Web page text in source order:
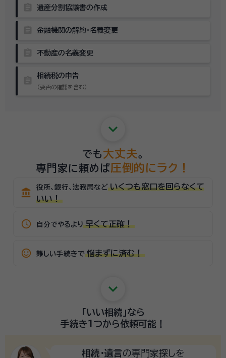
遺産分割協議書の作成
金融機関の解約・名義変更
不動産の名義変更
相続税の申告
（要否の確認を含む）
keyboard_arrow_down
でも 大丈夫。
専門家に頼めば圧倒的にラク！
account_balance 役所、銀行、法務局など いくつも窓口を回らなくて
いい！
schedule 自分でやるより 早くて正確！
sentiment_satisfied_alt 難しい手続きで 悩まずに済む！
keyboard_arrow_down
「いい相続」なら
手続き1つから依頼可能！
相続・遺言の専門家探しを